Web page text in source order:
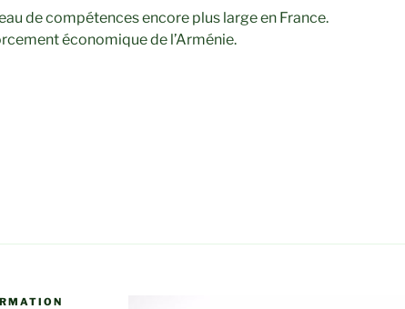
de compétences encore plus large en France.
économique de l’Arménie.